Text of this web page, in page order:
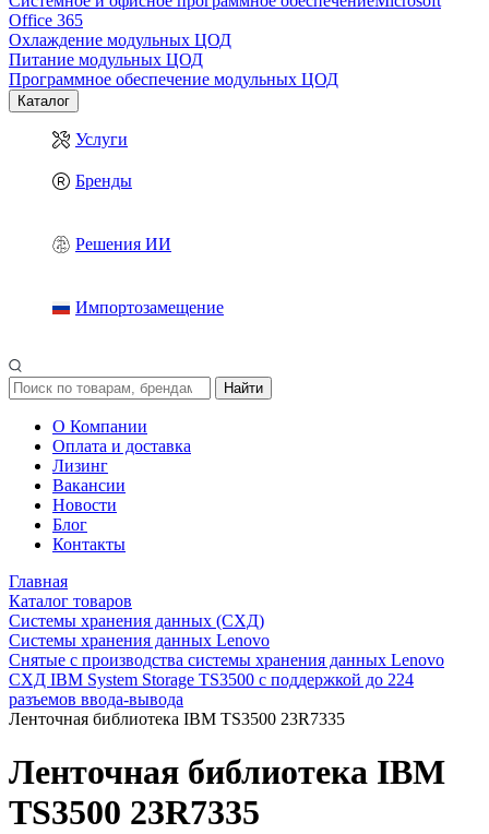
Office 365
Охлаждение модульных ЦОД
Питание модульных ЦОД
Программное обеспечение модульных ЦОД
Каталог
Услуги
Бренды
Решения ИИ
Импортозамещение
Найти
О Компании
Оплата и доставка
Лизинг
Вакансии
Новости
Блог
Контакты
Главная
Каталог товаров
Системы хранения данных (СХД)
Системы хранения данных Lenovo
Снятые с производства системы хранения данных Lenovo
СХД IBM System Storage TS3500 с поддержкой до 224
разъемов ввода-вывода
Ленточная библиотека IBM TS3500 23R7335
Ленточная библиотека IBM
TS3500 23R7335